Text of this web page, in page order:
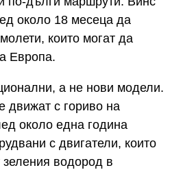
около 18 месеца да
които могат да
Европа.
а не нови модели.
движат с гориво на
около една година
с двигатели, които
зеления водород в